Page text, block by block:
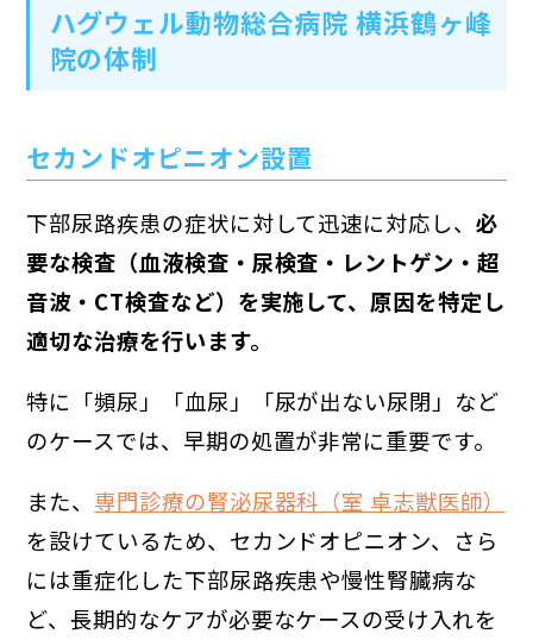
ハグウェル動物総合病院 横浜鶴ヶ峰
院の体制
セカンドオピニオン設置
下部尿路疾患の症状に対して迅速に対応し、 必
要な検査（血液検査・尿検査・レントゲン・超
音波・CT検査など）を実施して、原因を特定し
適切な治療を行います。
特に「頻尿」「血尿」「尿が出ない尿閉」など
のケースでは、早期の処置が非常に重要です。
また、 専門診療の腎泌尿器科（室 卓志獣医師）
を設けているため、セカンドオピニオン、さら
には重症化した下部尿路疾患や慢性腎臓病な
ど、長期的なケアが必要なケースの受け入れを